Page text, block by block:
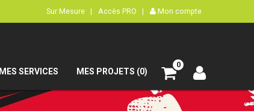
Sur Mesure | Accès PRO | Mon compte
MES SERVICES MES PROJETS (0)
0